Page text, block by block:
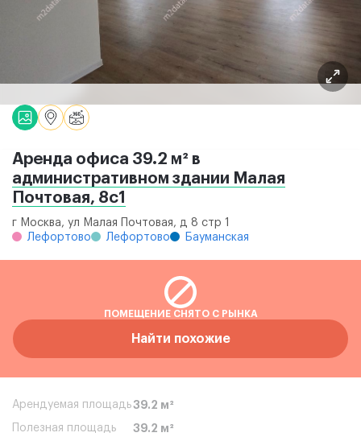
Аренда офиса 39.2 м² в
административном здании Малая
Почтовая, 8с1
г Москва, ул Малая Почтовая, д 8 стр 1
Лефортово
Лефортово Бауманская
ПОМЕЩЕНИЕ СНЯТО С РЫНКА
Найти похожие
Арендуемая площадь39.2 м²
Полезная площадь 39.2 м²